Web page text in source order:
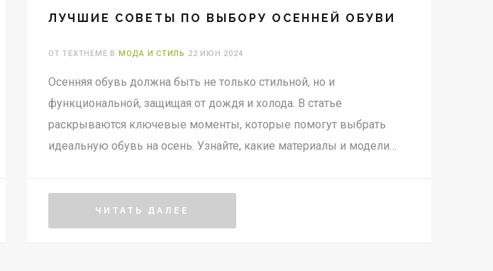
ЛУЧШИЕ СОВЕТЫ ПО ВЫБОРУ ОСЕННЕЙ ОБУВИ
ОТ TEXTHEME В МОДА И СТИЛЬ 22 ИЮН 2024
Осенняя обувь должна быть не только стильной, но и
функциональной, защищая от дождя и холода. В статье
раскрываются ключевые моменты, которые помогут выбрать
идеальную обувь на осень. Узнайте, какие материалы и модели
ЧИТАТЬ ДАЛЕЕ